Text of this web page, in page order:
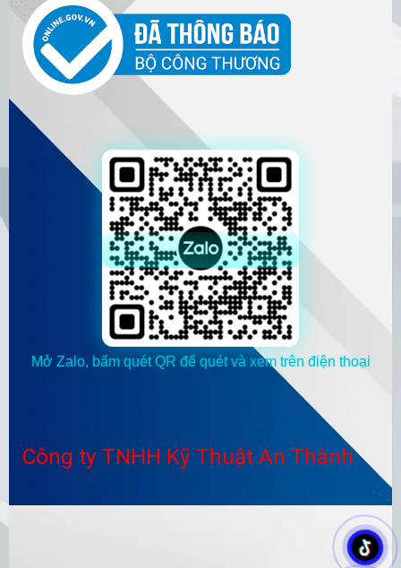
Mở Zalo, bấm quét QR để quét và xem trên điện thoại
Công ty TNHH Kỹ Thuật An Thành